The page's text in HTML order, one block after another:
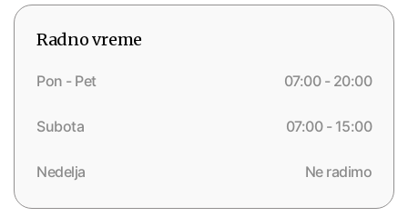
Radno vreme
Pon - Pet 07:00 - 20:00
Subota 07:00 - 15:00
Nedelja Ne radimo